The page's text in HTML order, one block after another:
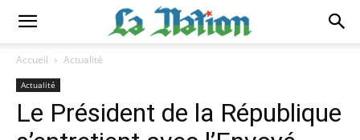
Accueil Actualité
Actualité
Le Président de la République